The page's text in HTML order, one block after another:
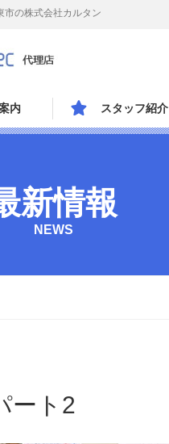
市の株式会社カルタン
内 スタッフ紹介
新情報
NEWS
ート2